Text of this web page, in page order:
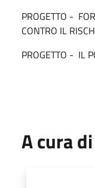
PROGETTO -
CONTRO IL
PROGETTO - IL
A cura di